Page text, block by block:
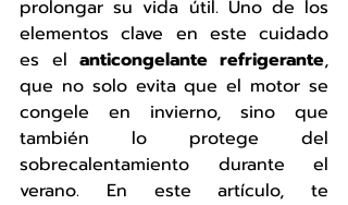
prolongar su vida útil. Uno de los
elementos clave en este cuidado
es el anticongelante refrigerante,
que no solo evita que el motor se
congele en invierno, sino que
también lo protege del
sobrecalentamiento durante el
verano. En este artículo, te